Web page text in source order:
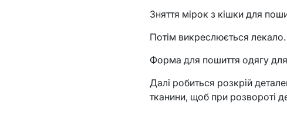
Зняття мірок з кішки для
Потім викреслюється лекало.
Форма для пошиття одягу
Далі робиться розкрій
тканини, щоб при розвороті